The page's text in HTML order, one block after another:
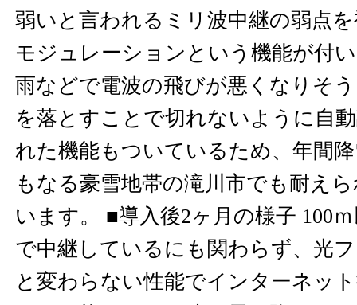
弱いと言われるミリ波中継の弱点
モジュレーションという機能が付
雨などで電波の飛びが悪くなりそ
を落とすことで切れないように自
れた機能もついているため、年間
もなる豪雪地帯の滝川市でも耐え
います。 ■導入後2ヶ月の様子 100
で中継しているにも関わらず、光
と変わらない性能でインターネッ